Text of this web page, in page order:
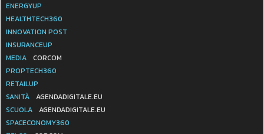
ENERGYUP
HEALTHTECH360
INNOVATION POST
INSURANCEUP
MEDIA
CORCOM
PROPTECH360
RETAILUP
SANITÀ
AGENDADIGITALE.EU
SCUOLA
AGENDADIGITALE.EU
SPACECONOMY360